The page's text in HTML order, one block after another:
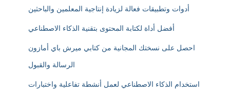
أدوات وتطبيقات فعالة لزيادة إنتاجية المعلمين والباحثين
أفضل أداة لكتابة المحتوى بتقنية الذكاء الاصطناعي
احصل على نسختك المجانية من كتابي ميرش باي أمازون
الرسالة والقبول
استخدام الذكاء الاصطناعي لعمل أنشطة تفاعلية واختبارات